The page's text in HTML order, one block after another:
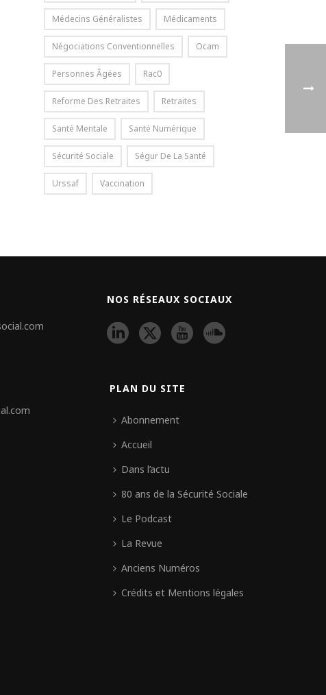
Médecins Généralistes Médicaments
Négociations Conventionnelles Ocam
Personnes Âgées Rac0
Reforme Des Retraites Retraites
Santé Mentale Santé Numérique
Sécurité Sociale Ségur De La Santé
Urssaf Vaccination
NOS RÉSEAUX SOCIAUX
PLAN DU SITE
Abonnement
Accueil
Dans l’actu
80 ans de la Sécurité Sociale
Le Podcast
La Revue
Anciens Numéros
Crédits et Mentions légales